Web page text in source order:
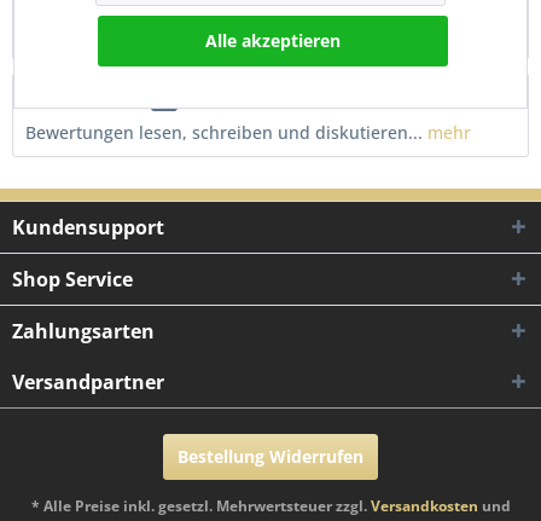
Neue Kontrollleuchte inkl. Kabel mit Schraubgewinde in
erstklassiger Qualität. Für den...mehr
Bewertungen lesen, schreiben und diskutieren... mehr
Kundensupport
Shop Service
Zahlungsarten
Versandpartner
Bestellung Widerrufen
* Alle Preise inkl. gesetzl. Mehrwertsteuer zzgl.Versandkosten und
Alle akzeptieren